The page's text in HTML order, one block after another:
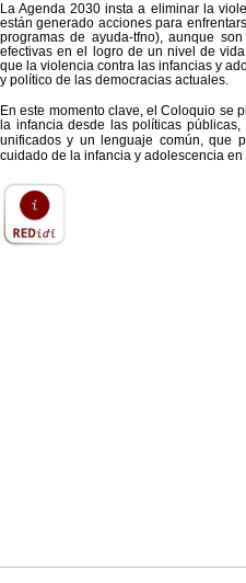
La Agenda 2030 insta a eliminar la
están generado acciones para
programas de ayuda-tfno), aunque
efectivas en el logro de un nivel de
que la violencia contra las infancias y
y político de las democracias actuales.
En este momento clave, el Coloquio se
la infancia desde las políticas
unificados y un lenguaje común, que
cuidado de la infancia y adolescencia